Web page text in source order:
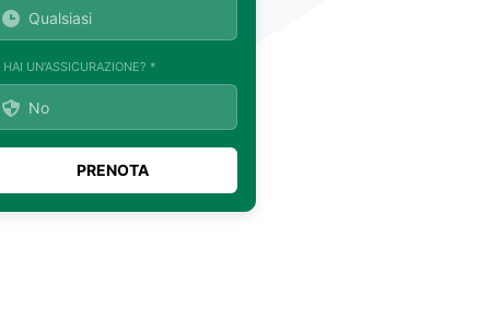
UN'ASSICURAZIONE? *